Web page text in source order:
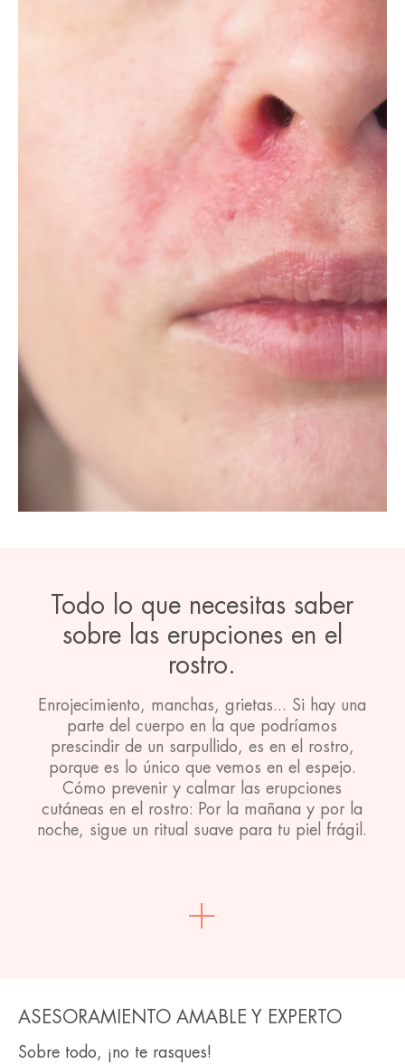
Todo lo que necesitas saber
sobre las erupciones en el
rostro.
Enrojecimiento, manchas, grietas... Si hay una
parte del cuerpo en la que podríamos
prescindir de un sarpullido, es en el rostro,
porque es lo único que vemos en el espejo.
Cómo prevenir y calmar las erupciones
cutáneas en el rostro: Por la mañana y por la
noche, sigue un ritual suave para tu piel frágil.
ASESORAMIENTO AMABLE Y EXPERTO
Sobre todo, ¡no te rasques!